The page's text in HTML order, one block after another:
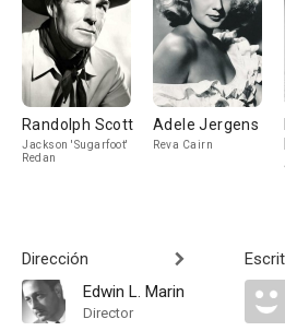
Randolph Scott
Jackson 'Sugarfoot'
Redan
Adele Jergens
Reva Cairn
Dirección
Edwin L. Marin
Director